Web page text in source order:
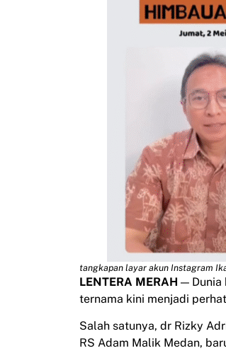
tangkapan layar akun Instagram
LENTERA MERAH — Dunia
ternama kini menjadi
Salah satunya, dr Rizky
RS Adam Malik Medan,